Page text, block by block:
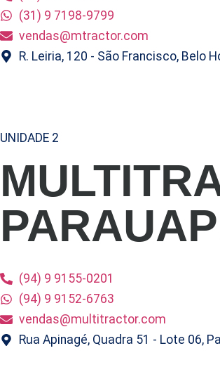
(31) 9 7198-9799
vendas@mtractor.com
R. Leiria, 120 - São Francisco, Belo
UNIDADE 2
(94) 9 9155-0201
(94) 9 9152-6763
vendas@multitractor.com
Rua Apinagé, Quadra 51 - Lote 06,